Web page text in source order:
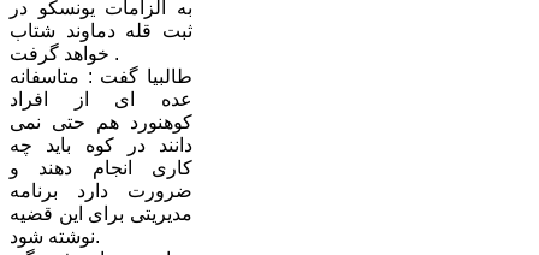
به الزامات یونسکو در
ثبت قله دماوند شتاب
خواهد گرفت .
طالبیا گفت : متاسفانه
عده ای از افراد
کوهنورد هم حتی نمی
دانند در کوه باید چه
کاری انجام دهند و
ضرورت دارد برنامه
مدیریتی برای این قضیه
نوشته شود.